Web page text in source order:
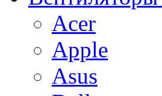
Acer
Apple
Asus